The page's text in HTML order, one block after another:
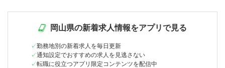
岡山県の新着求人情報をアプリで見る
勤務地別の新着求人を毎日更新
通知設定でおすすめの求人を見逃さない
転職に役立つアプリ限定コンテンツを配信中